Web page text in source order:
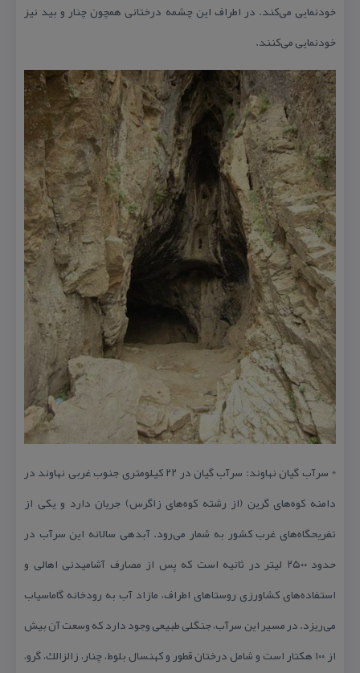
خودنمایی می‌كند. در اطراف این چشمه درختانی همچون چنار و بید نیز
خودنمایی می‌كنند.
* سرآب گیان نهاوند: سرآب گیان در ۲۲ كیلومتری جنوب غربی نهاوند در
دامنه كوه‌های گرین (از رشته كوه‌های زاگرس) جریان دارد و یكی از
تفریحگاه‌های غرب كشور به شمار می‌رود. آبدهی سالانه این سرآب در
حدود ۲۵۰۰ لیتر در ثانیه است كه پس از مصارف آشامیدنی اهالی و
استفاده‌های كشاورزی روستاهای اطراف، مازاد آب به رودخانه گاماسیاب
می‌ریزد. در مسیر این سرآب، جنگلی طبیعی وجود دارد كه وسعت آن بیش
از ۱۰۰ هكتار است و شامل درختان قطور و كهنسال بلوط، چنار، زالزالك، گرو،